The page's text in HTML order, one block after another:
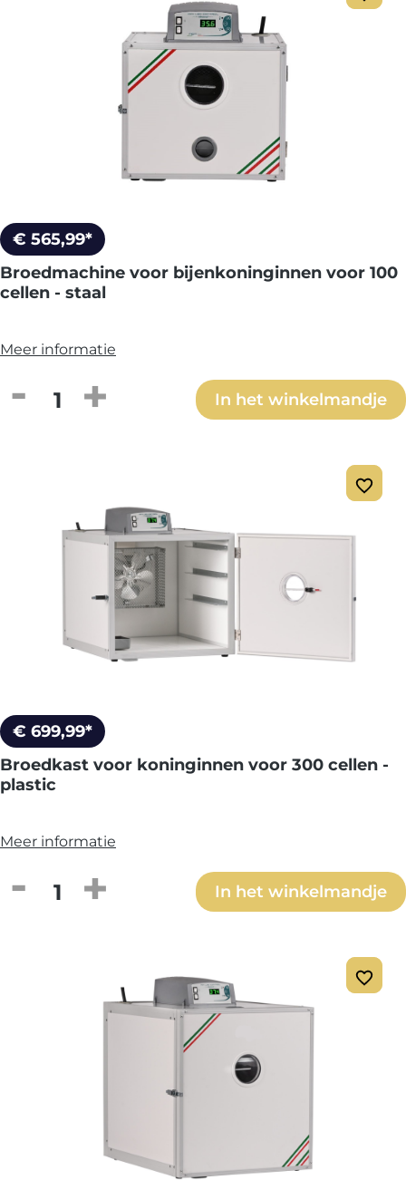
€ 565,99*
Broedmachine voor bijenkoninginnen voor 100
cellen - staal
Meer informatie
Producthoeveelheid: Voer deIn het winkelmandje
€ 699,99*
Broedkast voor koninginnen voor 300 cellen -
plastic
Meer informatie
Producthoeveelheid: Voer deIn het winkelmandje